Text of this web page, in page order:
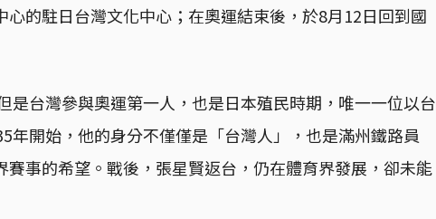
的駐日台灣文化中心；在奧運結束後，於8月12日回到國
是台灣參與奧運第一人，也是日本殖民時期，唯一一位以台
年開始，他的身分不僅僅是「台灣人」，也是滿州鐵路員
事的希望。戰後，張星賢返台，仍在體育界發展，卻未能